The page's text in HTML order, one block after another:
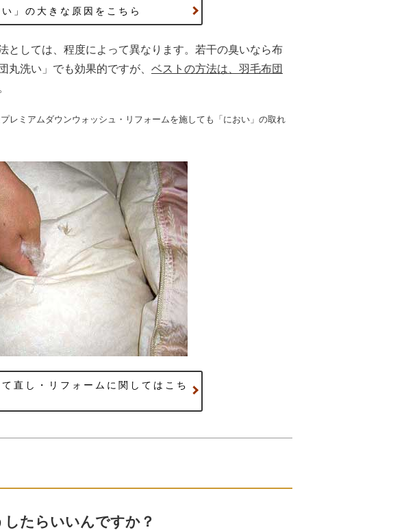
い」の大きな原因をこちら
としては、程度によって異なります。若干の臭いなら布
丸洗い」でも効果的ですが、 ベストの方法は、羽毛布団
。
レミアムダウンウォッシュ・リフォームを施しても「におい」の取れ
直し・リフォームに関してはこち
たらいいんですか？